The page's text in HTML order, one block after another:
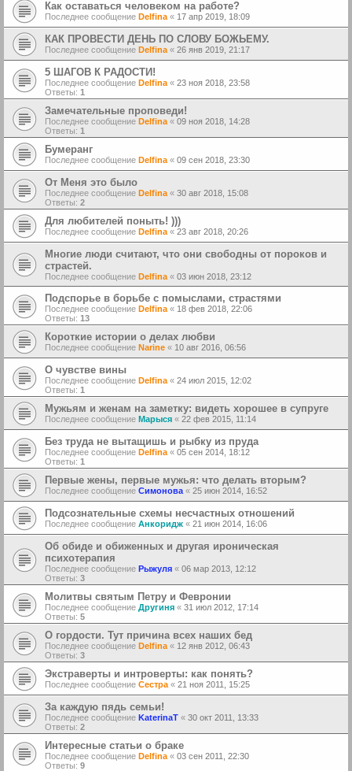
Как оставаться человеком на работе?
Последнее сообщение Delfina « 17 апр 2019, 18:09
КАК ПРОВЕСТИ ДЕНЬ ПО СЛОВУ БОЖЬЕМУ.
Последнее сообщение Delfina « 26 янв 2019, 21:17
5 ШАГОВ К РАДОСТИ!
Последнее сообщение Delfina « 23 ноя 2018, 23:58
Ответы: 1
Замечательные проповеди!
Последнее сообщение Delfina « 09 ноя 2018, 14:28
Ответы: 1
Бумеранг
Последнее сообщение Delfina « 09 сен 2018, 23:30
От Меня это было
Последнее сообщение Delfina « 30 авг 2018, 15:08
Ответы: 2
Для любителей поныть! )))
Последнее сообщение Delfina « 23 авг 2018, 20:26
Многие люди считают, что они свободны от пороков и
страстей.
Последнее сообщение Delfina « 03 июн 2018, 23:12
Подспорье в борьбе с помыслами, страстями
Последнее сообщение Delfina « 18 фев 2018, 22:06
Ответы: 13
Короткие истории о делах любви
Последнее сообщение Narine « 10 авг 2016, 06:56
О чувстве вины
Последнее сообщение Delfina « 24 июл 2015, 12:02
Ответы: 1
Мужьям и женам на заметку: видеть хорошее в супруге
Последнее сообщение Марыся « 22 фев 2015, 11:14
Без труда не вытащишь и рыбку из пруда
Последнее сообщение Delfina « 05 сен 2014, 18:12
Ответы: 1
Первые жены, первые мужья: что делать вторым?
Последнее сообщение Симонова « 25 июн 2014, 16:52
Подсознательные схемы несчастных отношений
Последнее сообщение Анкоридж « 21 июн 2014, 16:06
Об обиде и обиженных и другая ироническая
психотерапия
Последнее сообщение Рыжуля « 06 мар 2013, 12:12
Ответы: 3
Молитвы святым Петру и Февронии
Последнее сообщение Другиня « 31 июл 2012, 17:14
Ответы: 5
О гордости. Тут причина всех наших бед
Последнее сообщение Delfina « 12 янв 2012, 06:43
Ответы: 3
Экстраверты и интроверты: как понять?
Последнее сообщение Сестра « 21 ноя 2011, 15:25
За каждую пядь семьи!
Последнее сообщение KaterinaT « 30 окт 2011, 13:33
Ответы: 2
Интересные статьи о браке
Последнее сообщение Delfina « 03 сен 2011, 22:30
Ответы: 9